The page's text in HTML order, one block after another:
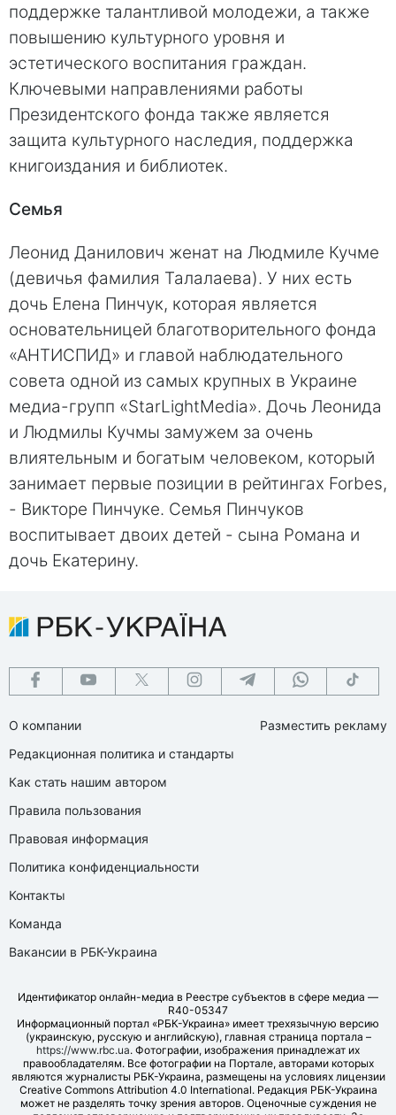
поддержке талантливой молодежи, а также
повышению культурного уровня и
эстетического воспитания граждан.
Ключевыми направлениями работы
Президентского фонда также является
защита культурного наследия, поддержка
книгоиздания и библиотек.
Семья
Леонид Данилович женат на Людмиле Кучме
(девичья фамилия Талалаева). У них есть
дочь Елена Пинчук, которая является
основательницей благотворительного фонда
«АНТИСПИД» и главой наблюдательного
совета одной из самых крупных в Украине
медиа-групп «StarLightMedia». Дочь Леонида
и Людмилы Кучмы замужем за очень
влиятельным и богатым человеком, который
занимает первые позиции в рейтингах Forbes,
- Викторе Пинчуке. Семья Пинчуков
воспитывает двоих детей - сына Романа и
дочь Екатерину.
О компании
Редакционная политика и стандарты
Как стать нашим автором
Правила пользования
Правовая информация
Политика конфиденциальности
Контакты
Команда
Вакансии в РБК-Украина
Разместить рекламу
Идентификатор онлайн-медиа в Реестре субъектов в сфере медиа —
R40-05347
Информационный портал «РБК-Украина» имеет трехязычную версию
(украинскую, русскую и английскую), главная страница портала –
https://www.rbc.ua. Фотографии, изображения принадлежат их
правообладателям. Все фотографии на Портале, авторами которых
являются журналисты РБК-Украина, размещены на условиях лицензии
Creative Commons Attribution 4.0 International. Редакция РБК-Украина
может не разделять точку зрения авторов. Оценочные суждения не